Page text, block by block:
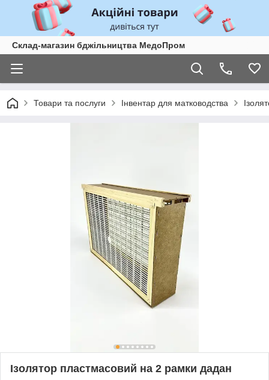
Склад-магазин бджільництва МедоПром
Товари та послуги Інвентар для матководства
Ізолятор пластмасовий на 2 рамки дадан